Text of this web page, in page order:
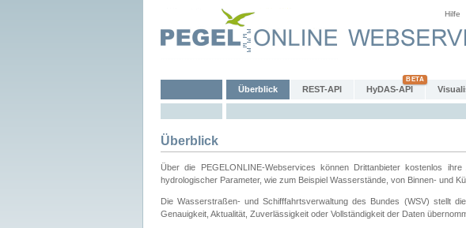
Hilfe
Überblick REST-API HyDAS-API
Überblick
Über die PEGELONLINE-Webservices können Drittanbieter kostenlos
hydrologischer Parameter, wie zum Beispiel Wasserstände, von Binnen- und
Die Wasserstraßen- und Schifffahrtsverwaltung des Bundes (WSV) stellt
Genauigkeit, Aktualität, Zuverlässigkeit oder Vollständigkeit der Daten